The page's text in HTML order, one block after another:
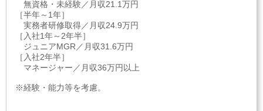
無資格・未経験／月収21.1万円
［半年～1年］
実務者研修取得／月収24.9万円
［入社1年～2年半］
ジュニアMGR／月収31.6万円
［入社2年半］
マネージャー／月収36万円以上
※経験・能力等を考慮。